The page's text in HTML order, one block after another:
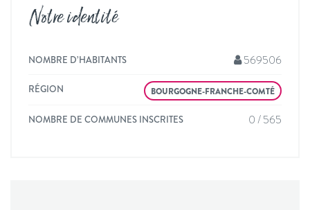
Notre identité
NOMBRE D’HABITANTS 569506
RÉGION BOURGOGNE-FRANCHE-COMTÉ
NOMBRE DE COMMUNES INSCRITES 0 / 565